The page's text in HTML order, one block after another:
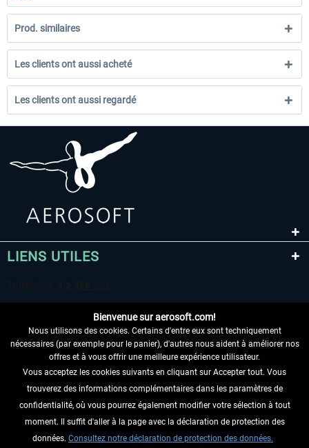
Prod. similaires
Les clients ont aussi acheté
Les clients ont aussi regardé
LIENS UTILES
RENONCER AU CONTRAT ICI
INFORMATIONS
NE MANQUEZ PAS LES DERNIÈRES
Bienvenue sur aerosoft.com!
Nous utilisons des cookies. Certains d'entre eux sont techniquement
nécessaires (par exemple pour le panier), d'autres nous aident à améliorer nos
offres et à vous offrir une meilleure expérience utilisateur.
Vous acceptez les cookies suivants en cliquant sur Accepter tout. Vous
trouverez des informations complémentaires dans les paramètres de
confidentialité, où vous pourrez également modifier votre sélection à tout
moment. Il suffit d'aller à la page avec la déclaration de protection des
données. Consultez notre déclaration de protection des données.